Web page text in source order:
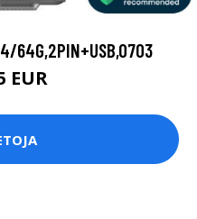
64G,2PIN+USB,0703
EUR